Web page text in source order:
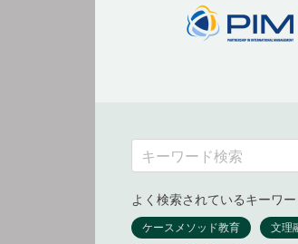
よく検索されているキーワ